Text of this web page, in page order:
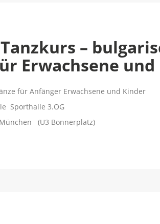
Tanzkurs –
Erwachsene
für Anfänger Erwachsene und Kinder
Sporthalle 3.OG
(U3 Bonnerplatz)